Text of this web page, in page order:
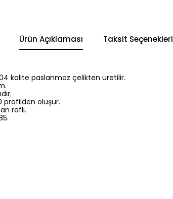
Ürün Açıklaması Taksit Seçenekleri
kalite paslanmaz çelikten üretilir.
profilden oluşur.
raflı.